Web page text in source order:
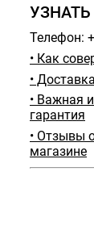
Телефон:
• Как
•
• Важная
гарантия
• Отзывы
магазине